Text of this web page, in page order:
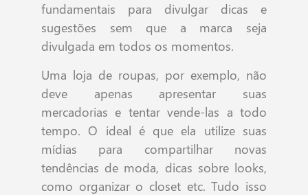
fundamentais para divulgar dicas e
sugestões sem que a marca seja
divulgada em todos os momentos.
Uma loja de roupas, por exemplo, não
deve apenas apresentar suas
mercadorias e tentar vende-las a todo
tempo. O ideal é que ela utilize suas
mídias para compartilhar novas
tendências de moda, dicas sobre looks,
como organizar o closet etc. Tudo isso